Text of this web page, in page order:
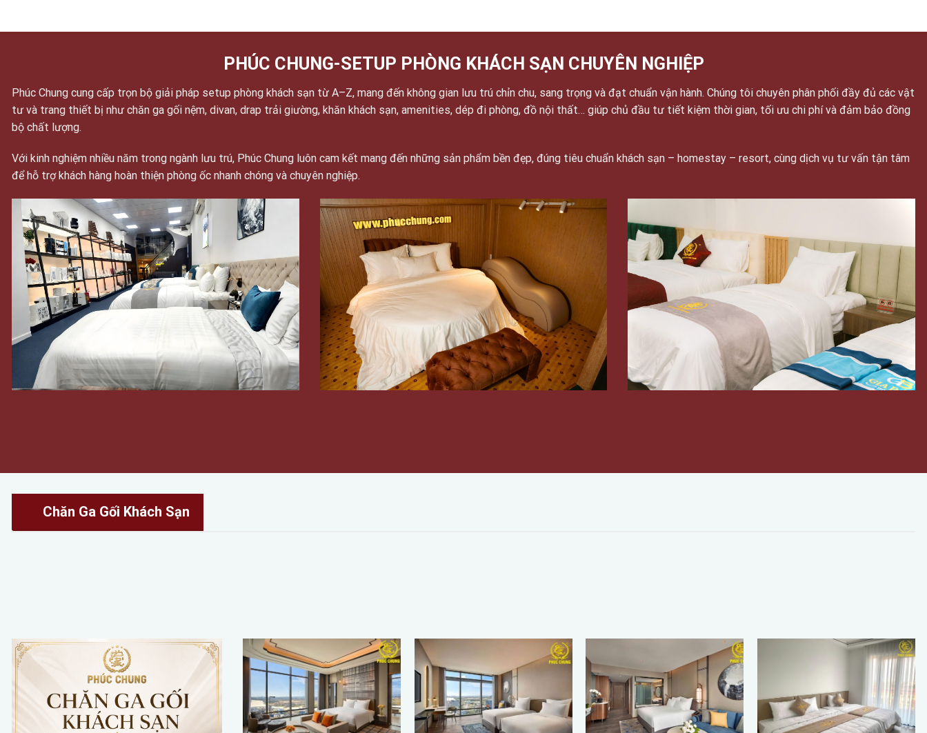
PHÚC CHUNG-SETUP PHÒNG KHÁCH SẠN CHUYÊN NGHIỆP
Phúc Chung cung cấp trọn bộ giải pháp setup phòng khách sạn từ A–Z, mang đến không gian lưu trú chỉn chu, sang trọng và đạt chuẩn vận hành. Chúng tôi chuyên phân phối đầy đủ các vật
tư và trang thiết bị như chăn ga gối nệm, divan, drap trải giường, khăn khách sạn, amenities, dép đi phòng, đồ nội thất… giúp chủ đầu tư tiết kiệm thời gian, tối ưu chi phí và đảm bảo đồng
bộ chất lượng.
Với kinh nghiệm nhiều năm trong ngành lưu trú, Phúc Chung luôn cam kết mang đến những sản phẩm bền đẹp, đúng tiêu chuẩn khách sạn – homestay – resort, cùng dịch vụ tư vấn tận tâm
để hỗ trợ khách hàng hoàn thiện phòng ốc nhanh chóng và chuyên nghiệp.
Chăn Ga Gối Khách Sạn